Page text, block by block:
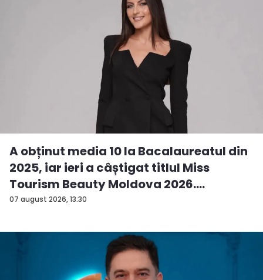
07 august 2026, 13:30
A obținut media 10 la Bacalaureatul din
2025, iar ieri a câștigat titlul Miss
Tourism Beauty Moldova 2026.
Andreea...